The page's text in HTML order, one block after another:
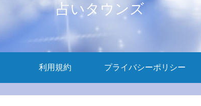
占いタウンズ
利用規約 プライバシーポリシー